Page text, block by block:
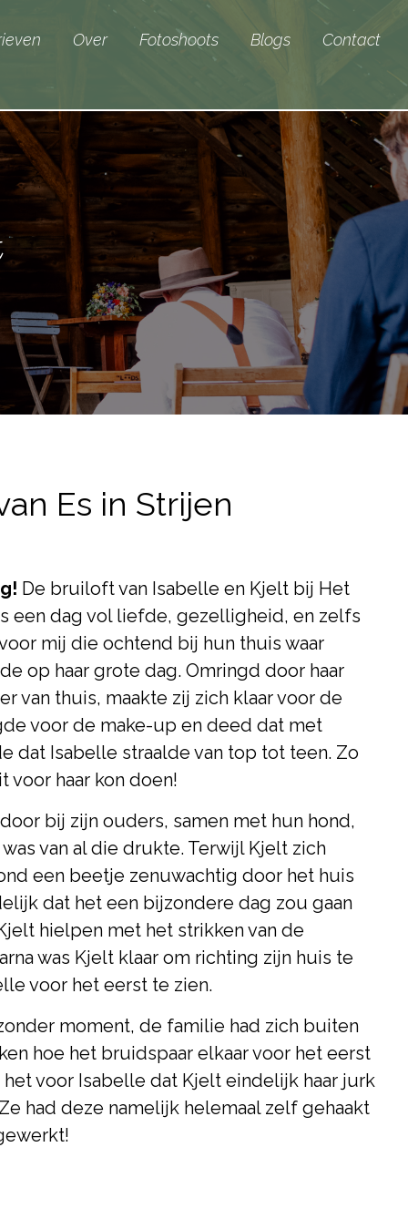
Over Fotoshoots Blogs Contact
Es in Strijen
De bruiloft van Isabelle en Kjelt bij Het
een dag vol liefde, gezelligheid, en zelfs
mij die ochtend bij hun thuis waar
op haar grote dag. Omringd door haar
van thuis, maakte zij zich klaar voor de
voor de make-up en deed dat met
dat Isabelle straalde van top tot teen. Zo
voor haar kon doen!
bij zijn ouders, samen met hun hond,
van al die drukte. Terwijl Kjelt zich
een beetje zenuwachtig door het huis
dat het een bijzondere dag zou gaan
hielpen met het strikken van de
was Kjelt klaar om richting zijn huis te
voor het eerst te zien.
moment, de familie had zich buiten
hoe het bruidspaar elkaar voor het eerst
het voor Isabelle dat Kjelt eindelijk haar jurk
had deze namelijk helemaal zelf gehaakt